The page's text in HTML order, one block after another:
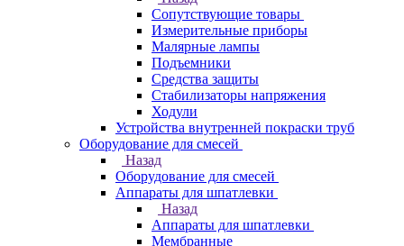
Сопутствующие товары
Измерительные приборы
Малярные лампы
Подъемники
Средства защиты
Стабилизаторы напряжения
Ходули
Устройства внутренней покраски труб
Оборудование для смесей
Назад
Оборудование для смесей
Аппараты для шпатлевки
Назад
Аппараты для шпатлевки
Мембранные